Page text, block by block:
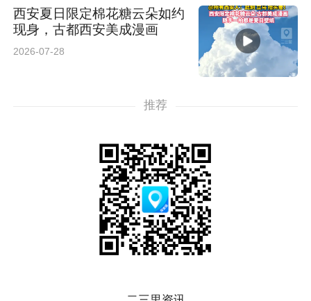
西安夏日限定棉花糖云朵如约
现身，古都西安美成漫画
2026-07-28
推荐